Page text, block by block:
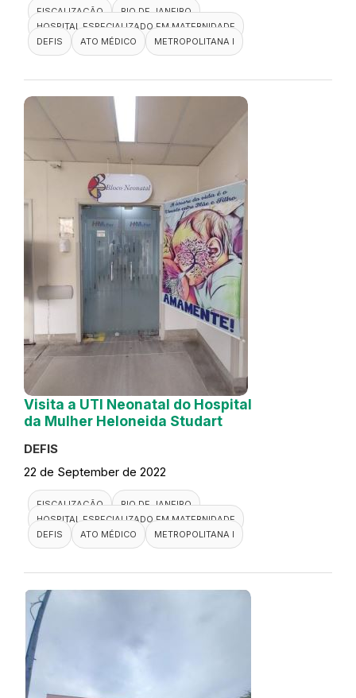
FISCALIZAÇÃO
RIO DE JANEIRO
HOSPITAL ESPECIALIZADO EM MATERNIDADE
DEFIS
ATO MÉDICO METROPOLITANA I
Visita a UTI Neonatal do Hospital
da Mulher Heloneida Studart
DEFIS
22 de September de 2022
FISCALIZAÇÃO
RIO DE JANEIRO
HOSPITAL ESPECIALIZADO EM MATERNIDADE
DEFIS
ATO MÉDICO METROPOLITANA I